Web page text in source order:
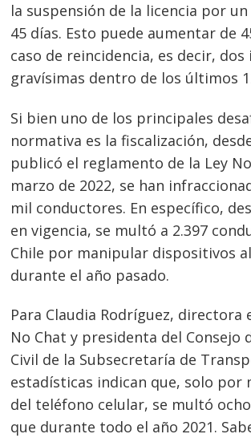
la suspensión de la licencia por
45 días. Esto puede aumentar de
caso de reincidencia, es decir,
gravísimas dentro de los últimos
Si bien uno de los principales
normativa es la fiscalización,
publicó el reglamento de la Ley
marzo de 2022, se han
mil conductores. En específico,
en vigencia, se multó a 2.397
Chile por manipular dispositivos
durante el año pasado.
Para Claudia Rodríguez, directora
No Chat y presidenta del Consejo
Civil de la Subsecretaría de
estadísticas indican que, solo por
del teléfono celular, se multó
que durante todo el año 2021.